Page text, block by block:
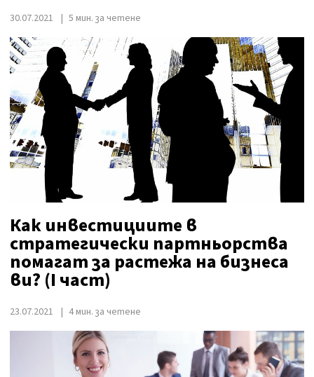
30.07.2021 5 мин. за четене
Как инвестициите в
стратегически партньорства
помагат за растежа на бизнеса
ви? (I част)
23.07.2021 4 мин. за четене